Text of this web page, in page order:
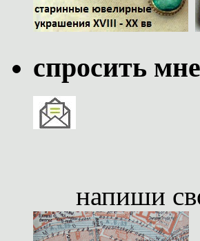
спросить
напиши